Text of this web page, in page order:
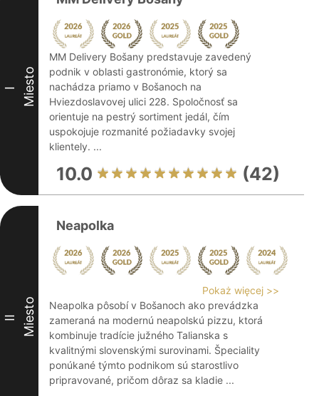
I Miesto
MM Delivery Bošany predstavuje zavedený
podnik v oblasti gastronómie, ktorý sa
nachádza priamo v Bošanoch na
Hviezdoslavovej ulici 228. Spoločnosť sa
orientuje na pestrý sortiment jedál, čím
uspokojuje rozmanité požiadavky svojej
klientely. ...
10.0 (42)
II Miesto
Neapolka
Pokaż więcej >>
Neapolka pôsobí v Bošanoch ako prevádzka
zameraná na modernú neapolskú pizzu, ktorá
kombinuje tradície južného Talianska s
kvalitnými slovenskými surovinami. Špeciality
ponúkané týmto podnikom sú starostlivo
pripravované, pričom dôraz sa kladie ...